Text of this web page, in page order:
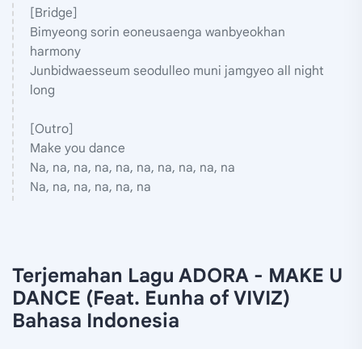
[Bridge]
Bimyeong sorin eoneusaenga wanbyeokhan
harmony
Junbidwaesseum seodulleo muni jamgyeo all night
long
[Outro]
Make you dance
Na, na, na, na, na, na, na, na, na, na
Na, na, na, na, na, na
Terjemahan Lagu ADORA - MAKE U
DANCE (Feat. Eunha of VIVIZ)
Bahasa Indonesia